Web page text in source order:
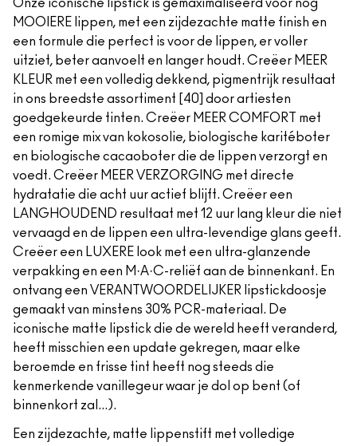
Onze iconische lipstick is gemaximaliseerd voor nog
MOOIERE lippen, met een zijdezachte matte finish en
een formule die perfect is voor de lippen, er voller
uitziet, beter aanvoelt en langer houdt. Creëer MEER
KLEUR met een volledig dekkend, pigmentrijk resultaat
in ons breedste assortiment [40] door artiesten
goedgekeurde tinten. Creëer MEER COMFORT met
een romige mix van kokosolie, biologische karitéboter
en biologische cacaoboter die de lippen verzorgt en
voedt. Creëer MEER VERZORGING met directe
hydratatie die acht uur actief blijft. Creëer een
LANGHOUDEND resultaat met 12 uur lang kleur die niet
vervaagd en de lippen een ultra-levendige glans geeft.
Creëer een LUXERE look met een ultra-glanzende
verpakking en een M·A·C-reliëf aan de binnenkant. En
ontvang een VERANTWOORDELIJKER lipstickdoosje
gemaakt van minstens 30% PCR-materiaal. De
iconische matte lipstick die de wereld heeft veranderd,
heeft misschien een update gekregen, maar elke
beroemde en frisse tint heeft nog steeds die
kenmerkende vanillegeur waar je dol op bent (of
binnenkort zal...).
Een zijdezachte, matte lippenstift met volledige